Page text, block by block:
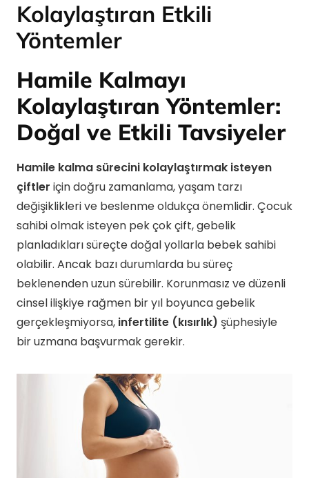
Kolaylaştıran Etkili
Yöntemler
Hamile Kalmayı
Kolaylaştıran Yöntemler:
Doğal ve Etkili Tavsiyeler
Hamile kalma sürecini kolaylaştırmak isteyen
çiftler için doğru zamanlama, yaşam tarzı
değişiklikleri ve beslenme oldukça önemlidir. Çocuk
sahibi olmak isteyen pek çok çift, gebelik
planladıkları süreçte doğal yollarla bebek sahibi
olabilir. Ancak bazı durumlarda bu süreç
beklenenden uzun sürebilir. Korunmasız ve düzenli
cinsel ilişkiye rağmen bir yıl boyunca gebelik
gerçekleşmiyorsa, infertilite (kısırlık) şüphesiyle
bir uzmana başvurmak gerekir.